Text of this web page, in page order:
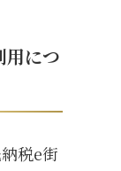
用につ
税e街